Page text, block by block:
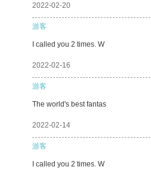
2022-02-20
游客
I called you 2 times. W
2022-02-16
游客
The world's best fantas
2022-02-14
游客
I called you 2 times. W